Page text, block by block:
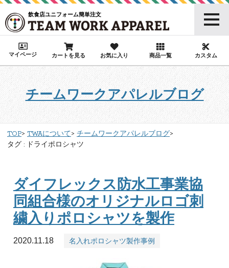
飲食店ユニフォーム簡単注文
マイページ カートを見る お気に入り 商品一覧 カスタム
チームワークアパレルブログ
TOP TWAについて
チームワークアパレルブログ
タグ : ドライポロシャツ
ダイフレックス防水工事業協
同組合様のオリジナルロゴ刺
繍入りポロシャツを製作
2020.11.18 名入れポロシャツ製作事例